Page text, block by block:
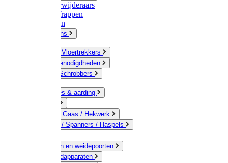
Onkruidverwijderaars
Ladders / Trappen
Werkbanken
Betonmolens
Bezems & Vloertrekkers
Schildersbenodigdheden
Borstels / Schrobbers
Accessoires & aarding
Geleiders / Gaas / Hekwerk
Verbinders / Spanners / Haspels
Doorgangen en weidepoorten
Schrikdraadapparaten